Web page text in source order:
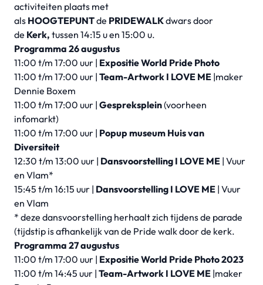
activiteiten plaats met
als HOOGTEPUNTde PRIDEWALKdwars door
de Kerk, tussen 14:15 u en 15:00 u.
Programma 26 augustus
11:00 t/m 17:00 uur | Expositie World Pride Photo
11:00 t/m 17:00 uur | Team-Artwork I LOVE ME |maker
Dennie Boxem
11:00 t/m 17:00 uur | Gespreksplein(voorheen
infomarkt)
11:00 t/m 17:00 uur | Popup museum Huis van
Diversiteit
12:30 t/m 13:00 uur | Dansvoorstelling I LOVE ME | Vuur
en Vlam*
15:45 t/m 16:15 uur | Dansvoorstelling I LOVE ME | Vuur
en Vlam
* deze dansvoorstelling herhaalt zich tijdens de parade
(tijdstip is afhankelijk van de Pride walk door de kerk.
Programma 27 augustus
11:00 t/m 17:00 uur | Expositie World Pride Photo 2023
11:00 t/m 14:45 uur | Team-Artwork I LOVE ME |maker